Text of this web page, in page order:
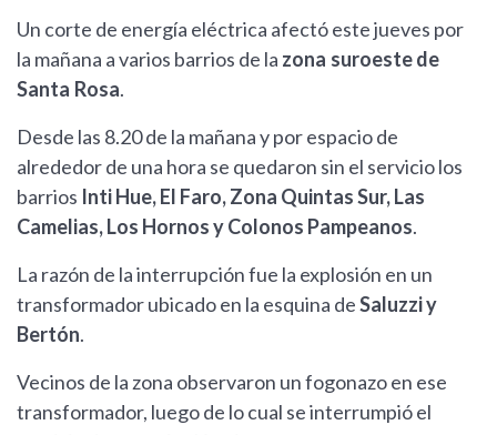
Un corte de energía eléctrica afectó este jueves por
la mañana a varios barrios de la zona suroeste de
Santa Rosa.
Desde las 8.20 de la mañana y por espacio de
alrededor de una hora se quedaron sin el servicio los
barrios Inti Hue, El Faro, Zona Quintas Sur, Las
Camelias, Los Hornos y Colonos Pampeanos.
La razón de la interrupción fue la explosión en un
transformador ubicado en la esquina deSaluzzi y
Bertón.
Vecinos de la zona observaron un fogonazo en ese
transformador, luego de lo cual se interrumpió el